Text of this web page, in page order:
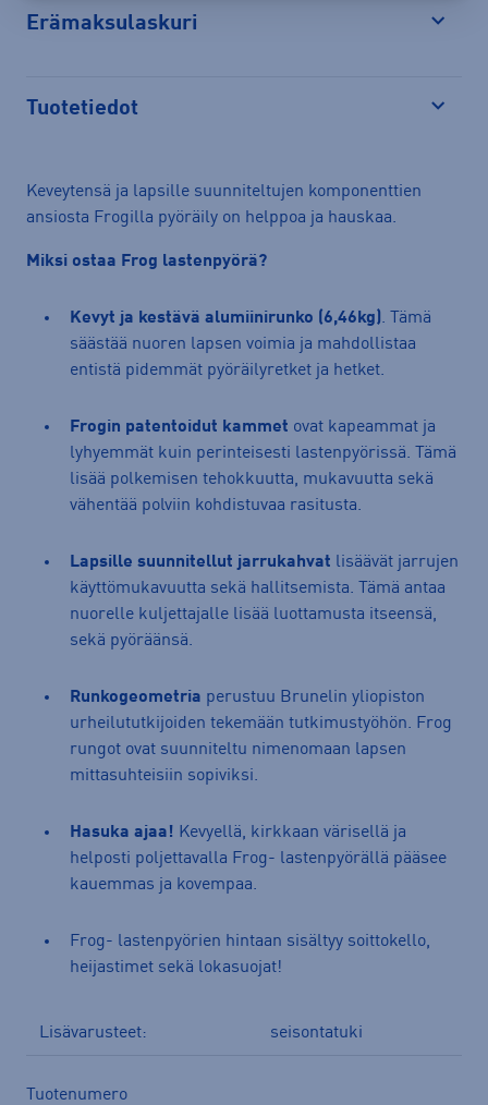
Erämaksulaskuri
Tuotetiedot
Keveytensä ja lapsille suunniteltujen komponenttien
ansiosta Frogilla pyöräily on helppoa ja hauskaa.
Miksi ostaa Frog lastenpyörä?
Kevyt ja kestävä alumiinirunko (6,46kg) . Tämä
säästää nuoren lapsen voimia ja mahdollistaa
entistä pidemmät pyöräilyretket ja hetket.
Frogin patentoidut kammet ovat kapeammat ja
lyhyemmät kuin perinteisesti lastenpyörissä. Tämä
lisää polkemisen tehokkuutta, mukavuutta sekä
vähentää polviin kohdistuvaa rasitusta.
Lapsille suunnitellut jarrukahvat lisäävät jarrujen
käyttömukavuutta sekä hallitsemista. Tämä antaa
nuorelle kuljettajalle lisää luottamusta itseensä,
sekä pyöräänsä.
Runkogeometria perustuu Brunelin yliopiston
urheilututkijoiden tekemään tutkimustyöhön. Frog
rungot ovat suunniteltu nimenomaan lapsen
mittasuhteisiin sopiviksi.
Hasuka ajaa! Kevyellä, kirkkaan värisellä ja
helposti poljettavalla Frog- lastenpyörällä pääsee
kauemmas ja kovempaa.
Frog- lastenpyörien hintaan sisältyy soittokello,
heijastimet sekä lokasuojat!
Lisävarusteet: seisontatuki
Tuotenumero